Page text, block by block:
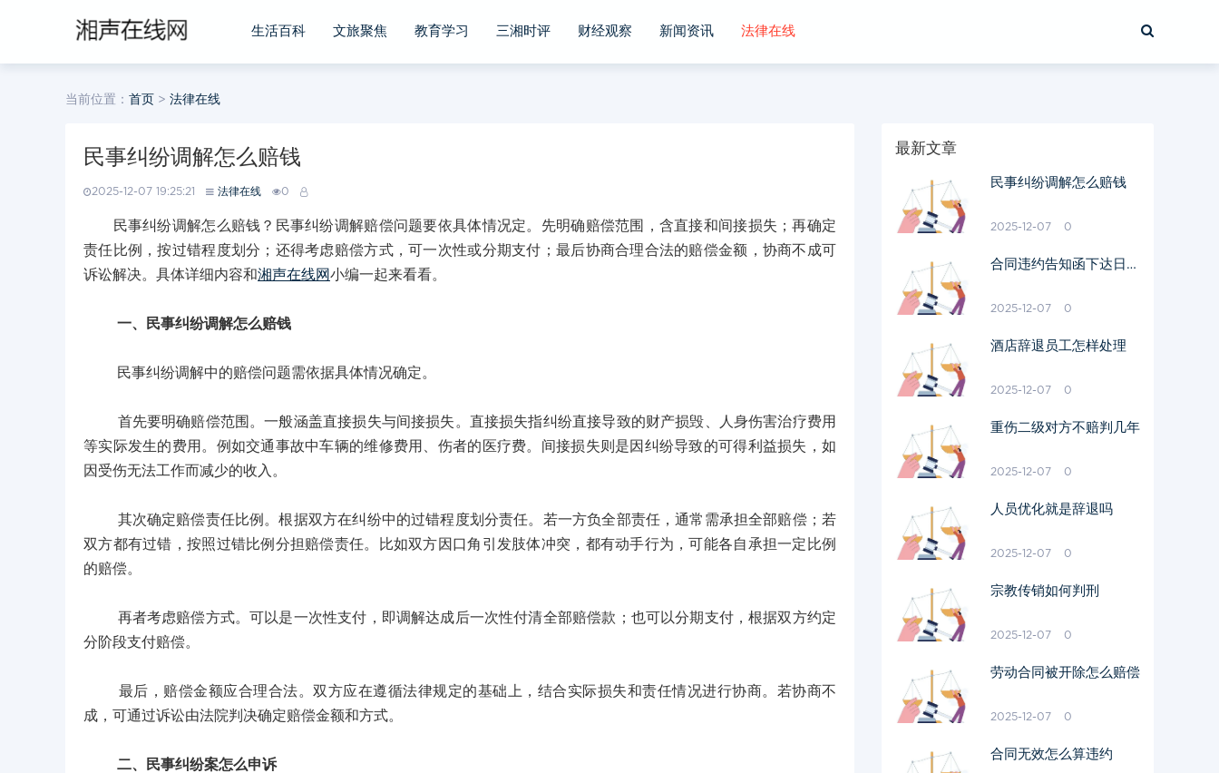
生活百科 文旅聚焦 教育学习 三湘时评 财经观察 新闻资讯 法律在线
当前位置： 首页 > 法律在线
民事纠纷调解怎么赔钱
2025-12-07 19:25:21 法律在线 0
民事纠纷调解怎么赔钱？民事纠纷调解赔偿问题要依具体情况定。先明确赔偿范围，含直接和间接损失；再确定
责任比例，按过错程度划分；还得考虑赔偿方式，可一次性或分期支付；最后协商合理合法的赔偿金额，协商不成可
诉讼解决。具体详细内容和湘声在线网小编一起来看看。
一、民事纠纷调解怎么赔钱
民事纠纷调解中的赔偿问题需依据具体情况确定。
首先要明确赔偿范围。一般涵盖直接损失与间接损失。直接损失指纠纷直接导致的财产损毁、人身伤害治疗费用
等实际发生的费用。例如交通事故中车辆的维修费用、伤者的医疗费。间接损失则是因纠纷导致的可得利益损失，如
因受伤无法工作而减少的收入。
其次确定赔偿责任比例。根据双方在纠纷中的过错程度划分责任。若一方负全部责任，通常需承担全部赔偿；若
双方都有过错，按照过错比例分担赔偿责任。比如双方因口角引发肢体冲突，都有动手行为，可能各自承担一定比例
的赔偿。
再者考虑赔偿方式。可以是一次性支付，即调解达成后一次性付清全部赔偿款；也可以分期支付，根据双方约定
分阶段支付赔偿。
最后，赔偿金额应合理合法。双方应在遵循法律规定的基础上，结合实际损失和责任情况进行协商。若协商不
成，可通过诉讼由法院判决确定赔偿金额和方式。
二、民事纠纷案怎么申诉
最新文章
民事纠纷调解怎么赔钱
2025-12-07 0
合同违约告知函下达日期
2025-12-07 0
酒店辞退员工怎样处理
2025-12-07 0
重伤二级对方不赔判几年
2025-12-07 0
人员优化就是辞退吗
2025-12-07 0
宗教传销如何判刑
2025-12-07 0
劳动合同被开除怎么赔偿
2025-12-07 0
合同无效怎么算违约